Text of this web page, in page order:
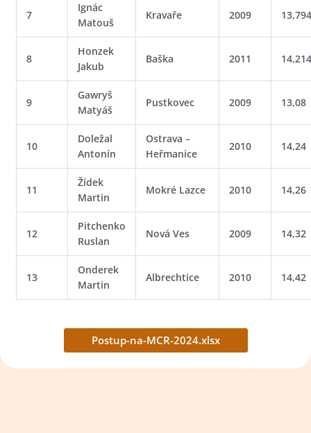
7
Ignác
Matouš
Kravaře 2009 13,794
8
Honzek
Jakub
Baška 2011 14,214
9
Gawryš
Matyáš
Pustkovec 2009 13,08
10
Doležal
Antonín
Ostrava –
Heřmanice
2010 14,24
11
Žídek
Martin
Mokré Lazce 2010 14,26
12
Pitchenko
Ruslan
Nová Ves 2009 14,32
13
Onderek
Martin
Albrechtice 2010 14,42
Postup-na-MCR-2024.xlsx